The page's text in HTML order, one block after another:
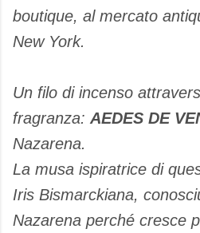
boutique, al mercato
New York.
Un filo di incenso
fragranza: AEDES DE
Nazarena.
La musa ispiratrice di
Iris Bismarckiana,
Nazarena perché cresce